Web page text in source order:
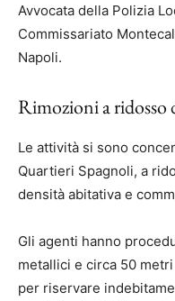
Avvocata della Polizia
Commissariato
Napoli.
Rimozioni a ridosso
Le attività si sono
Quartieri Spagnoli, a
densità abitativa e
Gli agenti hanno
metallici e circa 50
per riservare